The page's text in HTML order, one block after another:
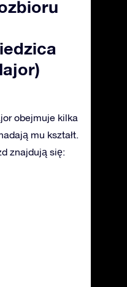
obejmuje kilka
mu kształt.
znajdują się: